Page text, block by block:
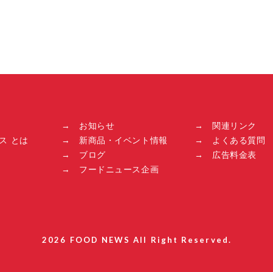
とは
→ お知らせ
→ 新商品・イベント情報
→ ブログ
→ フードニュース企画
→ 関連リンク
→ よくある質問
→ 広告料金表
2026 FOOD NEWS All Right Reserved.